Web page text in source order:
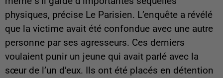
physiques, précise Le Parisien. L’enquête a révélé
que la victime avait été confondue avec une autre
personne par ses agresseurs. Ces derniers
voulaient punir un jeune qui avait parlé avec la
sœur de l’un d’eux. Ils ont été placés en détention